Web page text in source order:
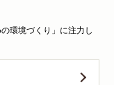
環境づくり」に注力し